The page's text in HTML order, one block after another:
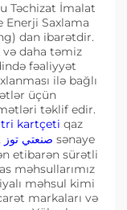
Təchizat İmalat
Enerji Saxlama
dan ibarətdir.
daha təmiz
fəaliyyət
ilə bağlı
üçün
təklif edir.
kartçeti qaz
,
sənaye
etibarən sürətli
məhsullarımız
məhsul kimi
markaları və